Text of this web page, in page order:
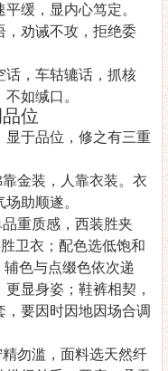
缓，显内心笃定。
，劝诫不攻，拒绝委
话，车轱辘话，抓核
如缄口。
位
显于品位，修之有三重
金装，人靠衣装。衣
助顺遂。
重质感，西装胜夹
卫衣；配色选低饱和
色与点缀色依次递
显身姿；鞋裤相契，
，要因时因地因场合调
勿滥，面料选天然纤